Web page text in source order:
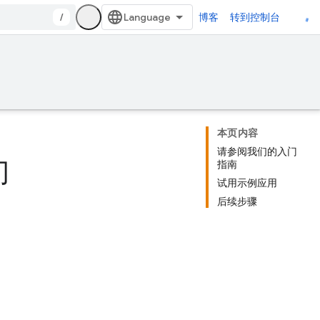
/ 博客 转到控制台
本页内容
请参阅我们的入门
指南
试用示例应用
后续步骤